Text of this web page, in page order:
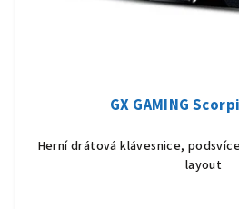
GX GAMING
Herní drátová klávesnice,
layout